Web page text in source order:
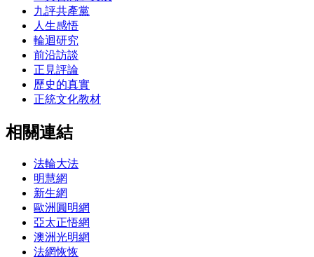
九評共產黨
人生感悟
輪迴研究
前沿訪談
正見評論
歷史的真實
正統文化教材
相關連結
法輪大法
明慧網
新生網
歐洲圓明網
亞太正悟網
澳洲光明網
法網恢恢